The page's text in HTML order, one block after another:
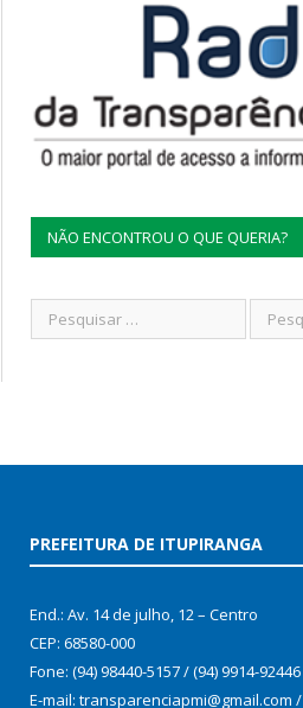
NÃO ENCONTROU O QUE QUERIA?
PREFEITURA DE ITUPIRANGA
End.: Av. 14 de julho, 12 – Centro
CEP: 68580-000
Fone: (94) 98440-5157 / (94) 9914-92446
E-mail: transparenciapmi@gmail.com /